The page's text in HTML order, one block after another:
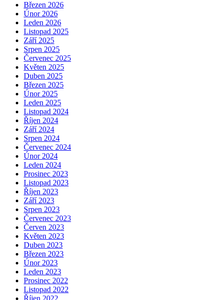
Březen 2026
Únor 2026
Leden 2026
Listopad 2025
Září 2025
Srpen 2025
Červenec 2025
Květen 2025
Duben 2025
Březen 2025
Únor 2025
Leden 2025
Listopad 2024
Říjen 2024
Září 2024
Srpen 2024
Červenec 2024
Únor 2024
Leden 2024
Prosinec 2023
Listopad 2023
Říjen 2023
Září 2023
Srpen 2023
Červenec 2023
Červen 2023
Květen 2023
Duben 2023
Březen 2023
Únor 2023
Leden 2023
Prosinec 2022
Listopad 2022